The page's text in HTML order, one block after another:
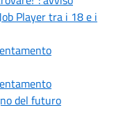
Player tra i 18 e i
del futuro